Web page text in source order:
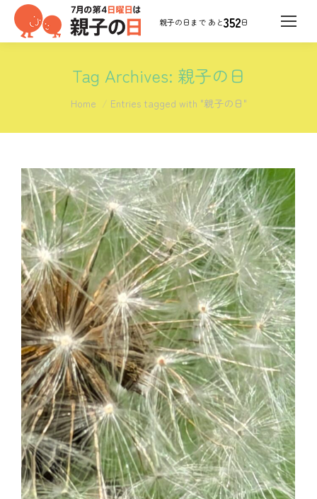
352日
Tag Archives: 親子の日
You are here:
Home Entries tagged with "親子の日"